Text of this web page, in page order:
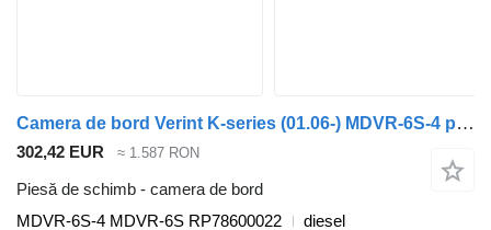
Camera de bord Verint K-series (01.06-) MDVR-6S-4 pentru autobuz Scania K,N,F-series bus (2006-)
302,42 EUR ≈ 1.587 RON
Piesă de schimb - camera de bord
MDVR-6S-4 MDVR-6S RP78600022
diesel